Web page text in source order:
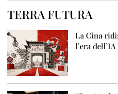
TERRA FUTURA
La Cina
l’era dell’IA